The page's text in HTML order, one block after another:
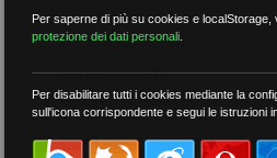
più recenti
meno recenti
per tag
Per saperne di più su cookies e
protezione dei dati personali
Per disabilitare tutti i cookies mediante la
sull'icona corrispondente e segui le istruzioni